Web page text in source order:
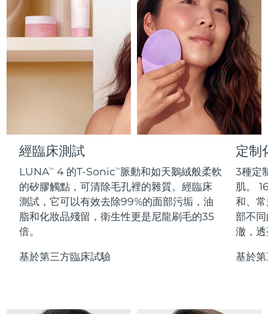
經臨床測試
LUNATM 4 的T-SonicTM脈動和如天鵝絨般柔軟
的矽膠觸點，可清除毛孔裡的雜質。經臨床
測試，它可以有效去除99%的面部污垢，油
脂和化妝品殘留，衛生性更是尼龍刷毛的35
倍。
基於第三方臨床試驗
定制
3種定
肌。
和、
部不
澈，
基於
FAQ™護膚品
All FAQ™ skincare
FAQ™產品
All anti-aging treatments
FAQ™護膚品
All FAQ™ skincare
FAQ™產品
All LED treatments
FAQ™產品
All hair treatments
FAQ™ skincare
All FAQ™ skincare
FAQ™ products
All toning treatments
脫毛
PEACH™ 2 Pro Max
Professional IPL hair removal device
PEACH™ 2
IPL hair removal
PEACH™ 2 go
Travel-friendly IPL hair removal
PEACH™ Cooling Prep Gel
身體護理
BEAR™ 2 body
Microcurrent body toning
LUNA™ 4 body
Massaging body brush
SUPERCHARGED™ serum
Firming body serum
ESPADA™ 2 plus
Recurring acne LED therapy
ESPADA™ 2
Acne treatment device
ESPADA™ Blemish Solution
眼部護理
BEAR™ 2 eyes & lips
Microcurrent line smoothing device
IRIS™ 2
Rejuvenating eye massager
眼部護膚
毛孔護理
KIWI™ derma
Diamond microdermabrasion .
Blackhead remover
LUNA™ 4 hair
2-in-1 LED scalp massager
LED light hairbrush
牙齒美白
NEW
issa™ Teeth Whitening Set
Dual LED + sonic device & 18% PAP gel
issa™ Teeth Whitening Gel
更多的
法國 預計送達日期 09/08/2026
法屬玻里尼西亞 預計送達日期13/08/2026
德國 預計送達日期09/08/2026
預計送達日期13/08/2026
預計送達日期 09/08/2026
中國香港特別行政區 10/08/2026
匈牙利 預計送達日期09/08/2026
冰島 預計送達日期10/08/2026
印尼 07/08/2026
愛爾蘭 09/08/2026